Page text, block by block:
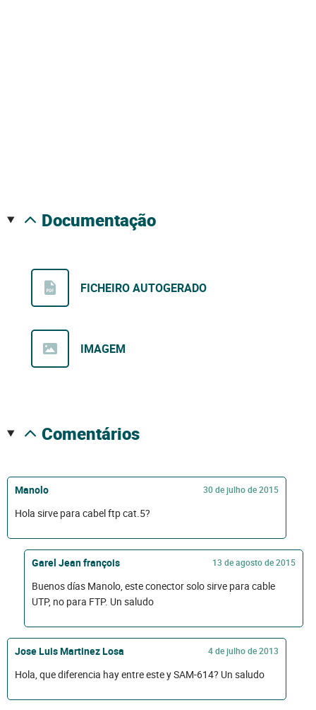
documentação
FICHEIRO AUTOGERADO
IMAGEM
comentários
Manolo 30 de julho de 2015
Hola sirve para cabel ftp cat.5?
Garel Jean françois 13 de agosto de 2015
Buenos días Manolo, este conector solo sirve para cable
UTP, no para FTP. Un saludo
Jose Luis Martinez Losa 4 de julho de 2013
Hola, que diferencia hay entre este y SAM-614? Un saludo